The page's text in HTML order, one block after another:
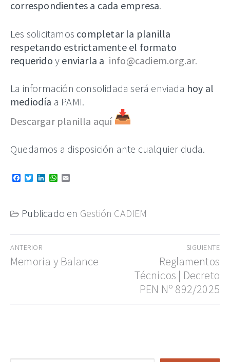
correspondientes a cada empresa.
Les solicitamos completar la planilla
respetando estrictamente el formato
requerido y enviarla a info@cadiem.org.ar.
La información consolidada será enviada hoy al
mediodía a PAMI.
Descargar planilla aquí
Quedamos a disposición ante cualquier duda.
Facebook
TwitterLinkedInWhatsApp
Publicado en Gestión CADIEM
Navegación
de
ANTERIOR
Entrada
Memoria y Balance
SIGUIENTE
Entrada
siguiente:
Reglamentos
Técnicos | Decreto
PEN Nº 892/2025